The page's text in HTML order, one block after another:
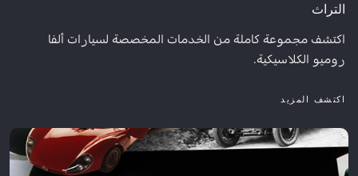
التراث
اكتشف مجموعة كاملة من الخدمات المخصصة لسيارات ألفا
روميو الكلاسيكية.
اكتشف المزيد